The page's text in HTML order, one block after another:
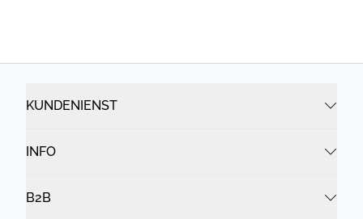
KUNDENIENST
INFO
B2B